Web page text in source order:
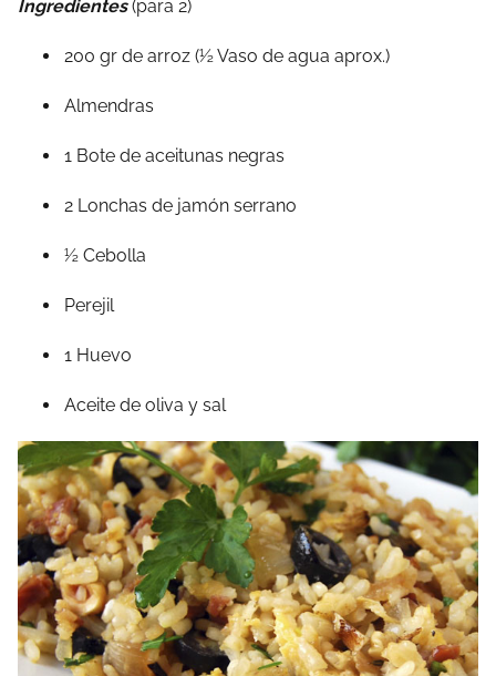
Ingredientes(para 2)
200 gr de arroz (½ Vaso de agua aprox.)
Almendras
1 Bote de aceitunas negras
2 Lonchas de jamón serrano
½ Cebolla
Perejil
1 Huevo
Aceite de oliva y sal